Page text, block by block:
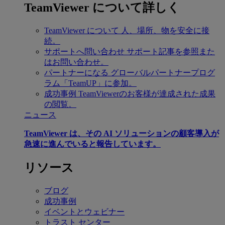
TeamViewer について詳しく
TeamViewer について 人、場所、物を安全に接
続。
サポートへ問い合わせ サポート記事を参照また
はお問い合わせ。
パートナーになる グローバルパートナープログ
ラム「TeamUP」に参加。
成功事例 TeamViewerのお客様が達成された成果
の閲覧。
ニュース
TeamViewer は、その AI ソリューションの顧客導入が
急速に進んでいると報告しています。
リソース
ブログ
成功事例
イベントとウェビナー
トラスト センター